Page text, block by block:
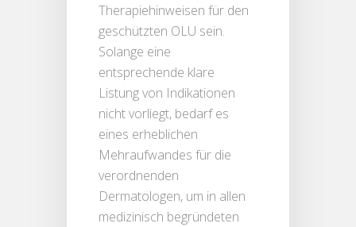
Therapiehinweisen für den
geschützten OLU sein.
Solange eine
entsprechende klare
Listung von Indikationen
nicht vorliegt, bedarf es
eines erheblichen
Mehraufwandes für die
verordnenden
Dermatologen, um in allen
medizinisch begründeten